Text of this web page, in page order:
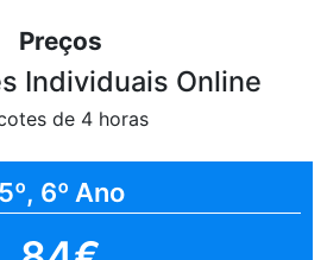
Preços
Individuais Online
de 4 horas
5º, 6º Ano